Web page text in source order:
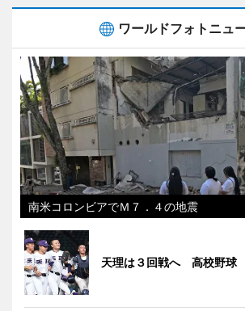
ワールドフォトニュ
南米コロンビアでＭ７．４の地震
天理は３回戦へ 高校野球